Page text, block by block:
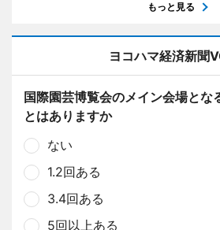
もっと見る
ヨコハマ経済新聞
国際園芸博覧会のメイン会場とな
とはありますか
ない
1.2回ある
3.4回ある
5回以上ある